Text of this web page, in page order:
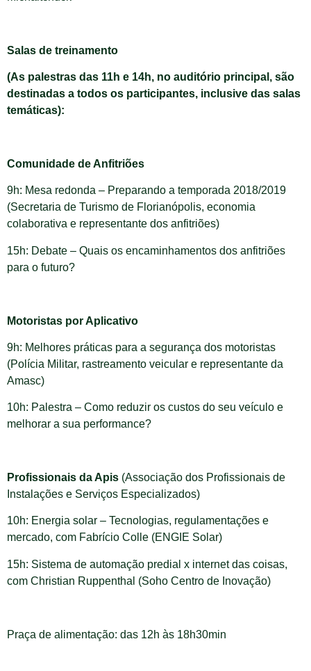
Salas de treinamento
(As palestras das 11h e 14h, no auditório principal, são
destinadas a todos os participantes, inclusive das salas
temáticas):
Comunidade de Anfitriões
9h: Mesa redonda – Preparando a temporada 2018/2019
(Secretaria de Turismo de Florianópolis, economia
colaborativa e representante dos anfitriões)
15h: Debate – Quais os encaminhamentos dos anfitriões
para o futuro?
Motoristas por Aplicativo
9h: Melhores práticas para a segurança dos motoristas
(Polícia Militar, rastreamento veicular e representante da
Amasc)
10h: Palestra – Como reduzir os custos do seu veículo e
melhorar a sua performance?
Profissionais da Apis (Associação dos Profissionais de
Instalações e Serviços Especializados)
10h: Energia solar – Tecnologias, regulamentações e
mercado, com Fabrício Colle (ENGIE Solar)
15h: Sistema de automação predial x internet das coisas,
com Christian Ruppenthal (Soho Centro de Inovação)
Praça de alimentação: das 12h às 18h30min